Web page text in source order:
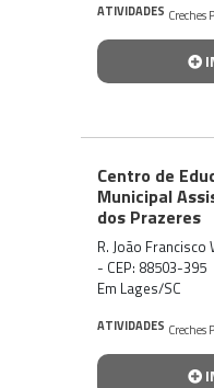
ATIVIDADES Creches
Centro de
Municipal
dos Prazeres
R. João
- CEP: 88503-395
Em Lages/SC
ATIVIDADES Creches